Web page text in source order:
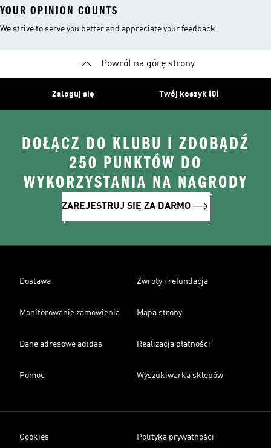
YOUR OPINION COUNTS
We strive to serve you better and appreciate your feedback
Powrót na górę strony
Zaloguj się Twój koszyk (0)
DOŁĄCZ DO KLUBU I ZDOBĄDŹ
250 PUNKTÓW DO
WYKORZYSTANIA NA NAGRODY
ZAREJESTRUJ SIĘ ZA DARMO
Dostawa Zwroty i refundacja
Monitorowanie zamówienia Mapa strony
Dane adresowe adidas Realizacja płatności
Pomoc Wyszukiwarka sklepów
Cookies Polityka prywatności